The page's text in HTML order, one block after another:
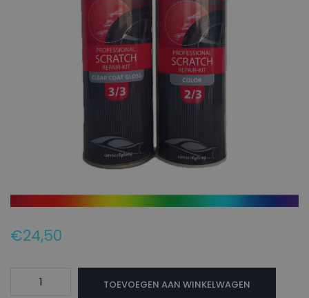
€24,50
JAGUAR
TOEVOEGEN AAN WINKELWAGEN